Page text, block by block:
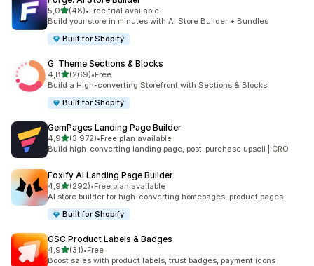
5,0na 5 gwiazdek
(48)
Łączna liczba recenzji: 48
•Free trial available
Build your store in minutes with AI Store Builder + Bundles
Built for Shopify
G: Theme Sections & Blocks
4,8na 5 gwiazdek
(269)
Łączna liczba recenzji: 269
•Free
Build a High-converting Storefront with Sections & Blocks
Built for Shopify
GemPages Landing Page Builder
4,9na 5 gwiazdek
(3 972)
Łączna liczba recenzji: 3972
•Free plan available
Build high-converting landing page, post-purchase upsell | CRO
Foxify AI Landing Page Builder
4,9na 5 gwiazdek
(292)
Łączna liczba recenzji: 292
•Free plan available
AI store builder for high-converting homepages, product pages
Built for Shopify
GSC Product Labels & Badges
4,9na 5 gwiazdek
(31)
Łączna liczba recenzji: 31
•Free
Boost sales with product labels, trust badges, payment icons